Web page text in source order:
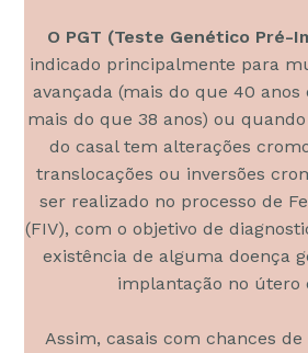
O PGT (Teste Genético Pré-
indicado principalmente para
avançada (mais do que 40
mais do que 38 anos) ou
do casal tem alterações
translocações ou inversões
ser realizado no processo de
(FIV), com o objetivo de
existência de alguma doença
implantação no útero
Assim, casais com chances